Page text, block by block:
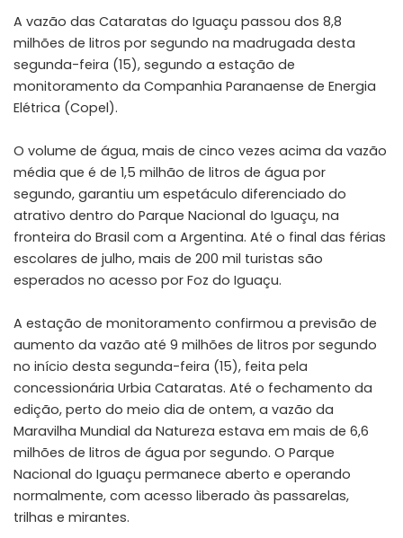
A vazão das Cataratas do Iguaçu passou dos 8,8
milhões de litros por segundo na madrugada desta
segunda-feira (15), segundo a estação de
monitoramento da Companhia Paranaense de Energia
Elétrica (Copel).
O volume de água, mais de cinco vezes acima da vazão
média que é de 1,5 milhão de litros de água por
segundo, garantiu um espetáculo diferenciado do
atrativo dentro do Parque Nacional do Iguaçu, na
fronteira do Brasil com a Argentina. Até o final das férias
escolares de julho, mais de 200 mil turistas são
esperados no acesso por Foz do Iguaçu.
A estação de monitoramento confirmou a previsão de
aumento da vazão até 9 milhões de litros por segundo
no início desta segunda-feira (15), feita pela
concessionária Urbia Cataratas. Até o fechamento da
edição, perto do meio dia de ontem, a vazão da
Maravilha Mundial da Natureza estava em mais de 6,6
milhões de litros de água por segundo. O Parque
Nacional do Iguaçu permanece aberto e operando
normalmente, com acesso liberado às passarelas,
trilhas e mirantes.